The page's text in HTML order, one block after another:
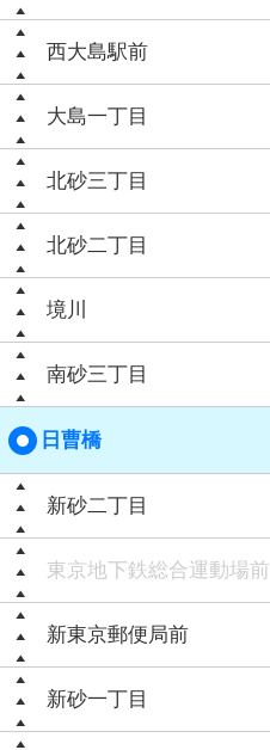
西大島駅前
大島一丁目
北砂三丁目
北砂二丁目
境川
南砂三丁目
日曹橋
新砂二丁目
東京地下鉄総合運動場前
新東京郵便局前
新砂一丁目